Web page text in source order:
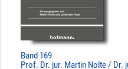
Band 169
Prof. Dr. jur. Martin Nolte / Dr.